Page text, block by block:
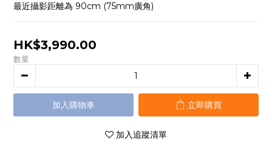
最近攝影距離為 90cm (75mm廣角)
HK$3,990.00
數量
加入購物車 立即購買
加入追蹤清單